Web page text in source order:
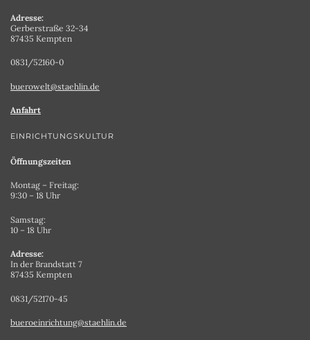
Adresse:
Gerberstraße 32-34
87435 Kempten
0831/52160-0
buerowelt@staehlin.de
Anfahrt
EINRICHTUNGSKULTUR
Öffnungszeiten
Montag – Freitag:
9:30 – 18 Uhr
Samstag:
10 – 18 Uhr
Adresse:
In der Brandstatt 7
87435 Kempten
0831/52170-45
bueroeinrichtung@staehlin.de